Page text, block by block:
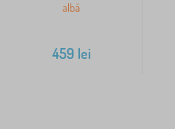
albă
459 lei